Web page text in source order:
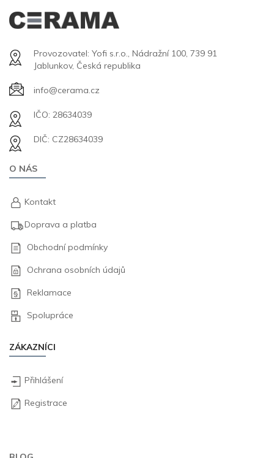
Provozovatel: Yofi s.r.o., Nádražní 100, 739 91
Jablunkov, Česká republika
info@cerama.cz
IČO: 28634039
DIČ: CZ28634039
O NÁS
Kontakt
Doprava a platba
Obchodní podmínky
Ochrana osobních údajů
Reklamace
Spolupráce
ZÁKAZNÍCI
Přihlášení
Registrace